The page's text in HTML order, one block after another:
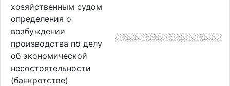
хозяйственным судом
определения о
возбуждении
производства по делу
об экономической
несостоятельности
(банкротстве)